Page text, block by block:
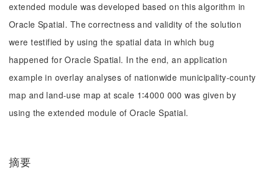
extended module was developed based on this algorithm in
Oracle Spatial. The correctness and validity of the solution
were testified by using the spatial data in which bug
happened for Oracle Spatial. In the end, an application
example in overlay analyses of nationwide municipality-county
map and land-use map at scale 1∶4000 000 was given by
using the extended module of Oracle Spatial.
摘要